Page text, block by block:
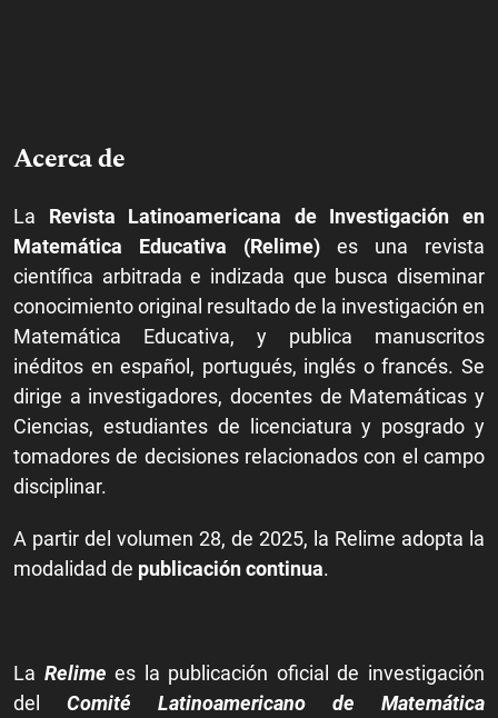
Acerca de
La Revista Latinoamericana de Investigación en
Matemática Educativa (Relime) es una revista
científica arbitrada e indizada que busca diseminar
conocimiento original resultado de la investigación en
Matemática Educativa, y publica manuscritos
inéditos en español, portugués, inglés o francés. Se
dirige a investigadores, docentes de Matemáticas y
Ciencias, estudiantes de licenciatura y posgrado y
tomadores de decisiones relacionados con el campo
disciplinar.
A partir del volumen 28, de 2025, la Relime adopta la
modalidad de publicación continua.
La Relimees la publicación oficial de investigación
del Comité Latinoamericano de Matemática